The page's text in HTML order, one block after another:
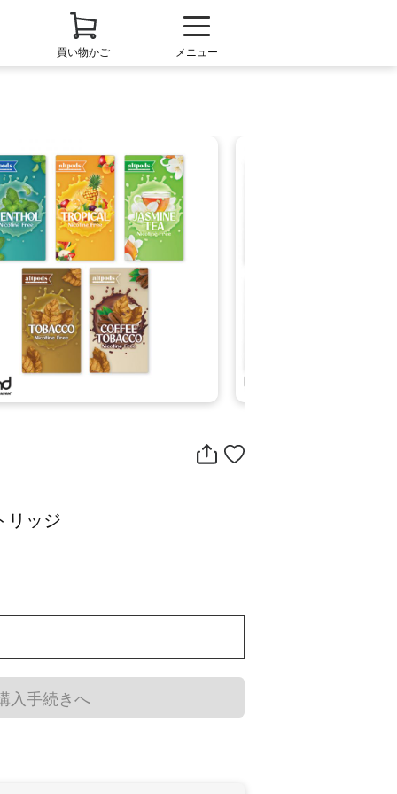
買い物かご メニュー
リッジ
入手続きへ